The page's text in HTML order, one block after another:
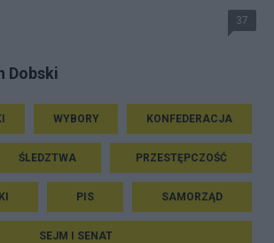
37
Dobski
WYBORY KONFEDERACJA
ŚLEDZTWA PRZESTĘPCZOŚĆ
PIS SAMORZĄD
SEJM I SENAT